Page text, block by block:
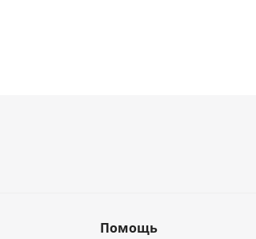
Помощь